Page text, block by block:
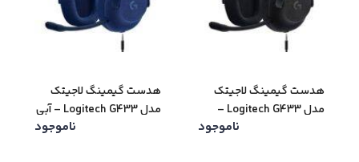
هدست گیمینگ لاجیتک
مدل Logitech G433 –
ناموجود
هدست گیمینگ لاجیتک
مدل Logitech G433 – آبی
ناموجود